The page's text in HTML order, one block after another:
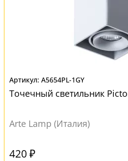
A5654PL-1GY
Точечный светильник
Arte Lamp (Италия)
420 ₽